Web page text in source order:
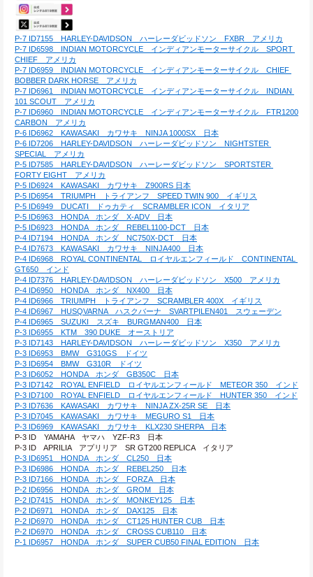
P-7 ID7155　HARLEY-DAVIDSON　ハーレーダビッドソン　FXBR　アメリカ
P-7 ID6598　INDIAN MOTORCYCLE　インディアンモーターサイクル　SPORT
CHIEF　アメリカ
P-7 ID6959　INDIAN MOTORCYCLE　インディアンモーターサイクル　CHIEF
BOBBER DARK HORSE　アメリカ
P-7 ID6961　INDIAN MOTORCYCLE　インディアンモーターサイクル　INDIAN
101 SCOUT　アメリカ
P-7 ID6960　INDIAN MOTORCYCLE　インディアンモーターサイクル　FTR1200
CARBON　アメリカ
P-6 ID6962　KAWASAKI　カワサキ　NINJA 1000SX　日本
P-6 ID7206　HARLEY-DAVIDSON　ハーレーダビッドソン　NIGHTSTER
SPECIAL　アメリカ
P-5 ID7585　HARLEY-DAVIDSON　ハーレーダビッドソン　SPORTSTER
FORTY EIGHT　アメリカ
P-5 ID6924　KAWASAKI　カワサキ　Z900RS 日本
P-5 ID6954　TRIUMPH　トライアンフ　SPEED TWIN 900　イギリス
P-5 ID6949　DUCATI　ドゥカティ　SCRAMBLER ICON　イタリア
P-5 ID6963　HONDA　ホンダ　X-ADV　日本
P-5 ID6923　HONDA　ホンダ　REBEL1100-DCT　日本
P-4 ID7194　HONDA　ホンダ　NC750X-DCT　日本
P-4 ID7673　KAWASAKI　カワサキ　NINJA400　日本
P-4 ID6968　ROYAL CONTINENTAL　ロイヤルエンフィールド　CONTINENTAL
GT650　インド
P-4 ID7376　HARLEY-DAVIDSON　ハーレーダビッドソン　X500　アメリカ
P-4 ID6950　HONDA　ホンダ　NX400　日本
P-4 ID6966　TRIUMPH　トライアンフ　SCRAMBLER 400X　イギリス
P-4 ID6967　HUSQVARNA　ハスクバーナ　SVARTPILEN401　スウェーデン
P-4 ID6965　SUZUKI　スズキ　BURGMAN400　日本
P-3 ID6955　KTM　390 DUKE　オーストリア
P-3 ID7143　HARLEY-DAVIDSON　ハーレーダビッドソン　X350　アメリカ
P-3 ID6953　BMW　G310GS　ドイツ
P-3 ID6954　BMW　G310R　ドイツ
P-3 ID6052　HONDA　ホンダ　GB350C　日本
P-3 ID7142　ROYAL ENFIELD　ロイヤルエンフィールド　METEOR 350　インド
P-3 ID7100　ROYAL ENFIELD　ロイヤルエンフィールド　HUNTER 350　インド
P-3 ID7636　KAWASAKI　カワサキ　NINJA ZX-25R SE　日本
P-3 ID7045　KAWASAKI　カワサキ　MEGURO S1　日本
P-3 ID6969　KAWASAKI　カワサキ　KLX230 SHERPA　日本
P-3 ID　YAMAHA　ヤマハ　YZF-R3　日本
P-3 ID　APRILIA　アプリリア　SR GT200 REPLICA　イタリア
P-3 ID6951　HONDA　ホンダ　CL250　日本
P-3 ID6986　HONDA　ホンダ　REBEL250　日本
P-3 ID7166　HONDA　ホンダ　FORZA　日本
P-2 ID6956　HONDA　ホンダ　GROM　日本
P-2 ID7415　HONDA　ホンダ　MONKEY125　日本
P-2 ID6971　HONDA　ホンダ　DAX125　日本
P-2 ID6970　HONDA　ホンダ　CT125 HUNTER CUB　日本
P-2 ID6970　HONDA　ホンダ　CROSS CUB110　日本
P-1 ID6957　HONDA　ホンダ　SUPER CUB50 FINAL EDITION　日本